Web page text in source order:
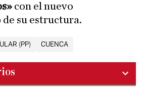
con el nuevo
su estructura.
(PP) CUENCA